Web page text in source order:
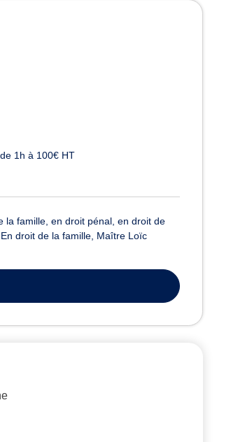
1h à 100€ HT
la famille, en droit pénal, en droit de
droit de la famille, Maître Loïc